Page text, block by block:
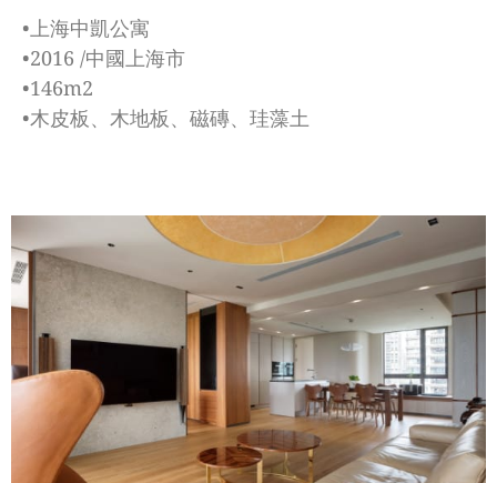
•上海中凱公寓
•2016 /中國上海市
•146m2
•木皮板、木地板、磁磚、珪藻土